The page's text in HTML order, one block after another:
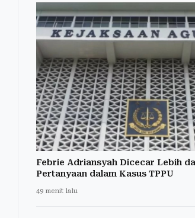
Febrie Adriansyah Dicecar Lebih
Pertanyaan dalam Kasus TPPU
49 menit lalu